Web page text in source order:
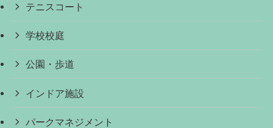
テニスコート
学校校庭
公園・歩道
インドア施設
パークマネジメント